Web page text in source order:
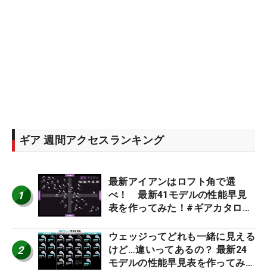
ギア 週間アクセスランキング
1
最新アイアンはロフト角で選
べ！ 最新41モデルの性能早見
表を作ってみた！#ギアカタログ
2
ウェッジってどれも一緒に見える
けど…違いってあるの？ 最新24
モデルの性能早見表を作ってみ